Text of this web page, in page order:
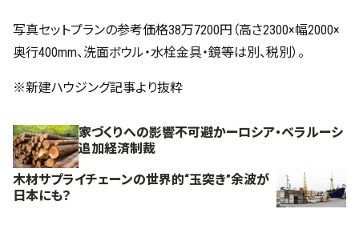
写真セットプランの参考価格38万7200円（高さ2300×幅2000×
奥行400mm、洗面ボウル・水栓金具・鏡等は別、税別）。
※新建ハウジング記事より抜粋
家づくりへの影響不可避かーロシア・ベラルーシ
追加経済制裁
木材サプライチェーンの世界的“玉突き”余波が
日本にも？